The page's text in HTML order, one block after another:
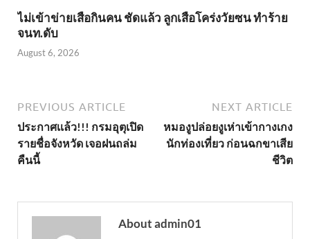
ไม่เข้าข่าย​เสือกินคน ชัดแล้ว ลูกเสือโคร่งวัยซน ทำร้าย
จนท.ดับ
August 6, 2026
PREVIOUS ARTICLE
ประกาศเเล้ว!!! กรมอุตุเปิด
รายชื่อจังหวัด เจอฝนถล่ม
คืนนี้
NEXT ARTICLE
หมองูปล่อยงูเห่าเข้ากางเกง
นักท่องเที่ยว ก่อนฉกขาเสีย
ชีวิต
About admin01